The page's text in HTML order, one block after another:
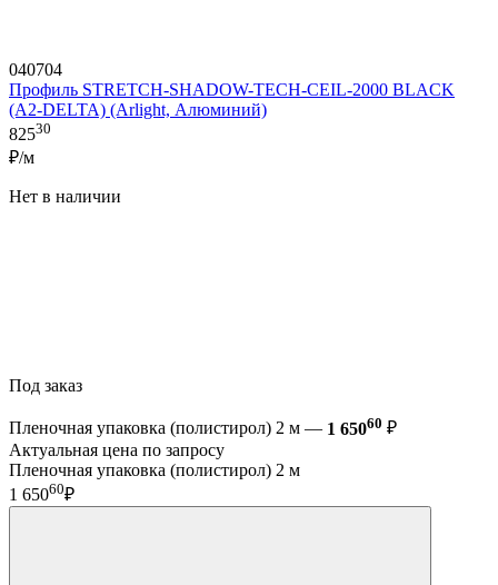
040704
Профиль STRETCH-SHADOW-TECH-CEIL-2000 BLACK
(A2-DELTA) (Arlight, Алюминий)
82530
₽/м
Нет в наличии
Под заказ
Пленочная упаковка (полистирол) 2 м — 1 65060 ₽
Актуальная цена по запросу
Пленочная упаковка (полистирол) 2 м
1 65060₽